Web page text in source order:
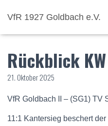
VfR 1927 Goldbach e.V.
Rückblick
21. Oktober 2025
VfR Goldbach II – (SG1) TV
11:1 Kantersieg beschert